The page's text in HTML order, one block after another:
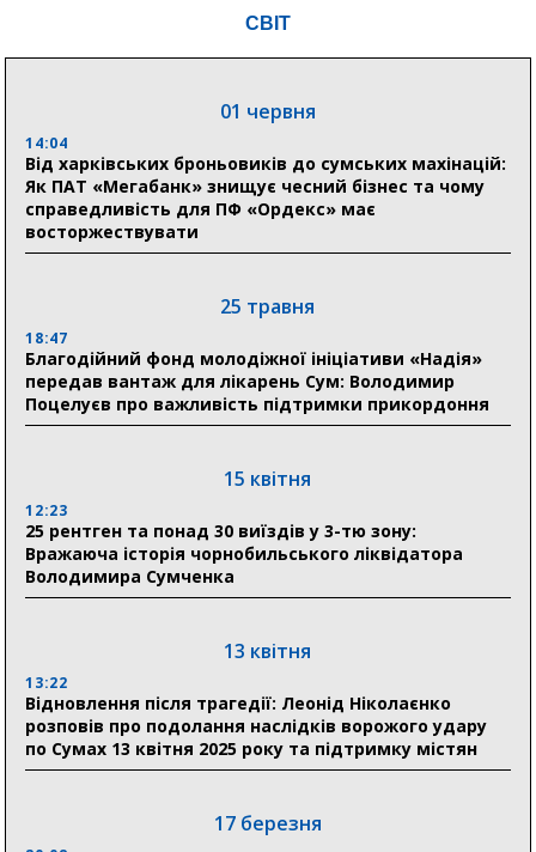
Романько розширює програму відпочинку дітей із
прифронтової Сумщини: перша група оздоровилася
в Австрії
18:30
Ніколаєнко: у Сумах погодили 115 компенсацій на
31 липня
21:01
До 19 400 гривень на паливо: Пенсійний фонд
Сумщини пояснив, як отримати допомогу на зиму
Пенсійному фонді Сумщини пояснили, що робити
людям
30 липня
19:38
Сумська клінічна лікарня Святого Пантелеймона
СВІТ
01 червня
14:04
Від харківських броньовиків до сумських махінацій:
Як ПАТ «Мегабанк» знищує чесний бізнес та чому
справедливість для ПФ «Ордекс» має
восторжествувати
25 травня
18:47
Благодійний фонд молодіжної ініціативи «Надія»
передав вантаж для лікарень Сум: Володимир
Поцелуєв про важливість підтримки прикордоння
15 квітня
12:23
25 рентген та понад 30 виїздів у 3-тю зону:
Вражаюча історія чорнобильського ліквідатора
Володимира Сумченка
13 квітня
13:22
Відновлення після трагедії: Леонід Ніколаєнко
розповів про подолання наслідків ворожого удару
по Сумах 13 квітня 2025 року та підтримку містян
17 березня